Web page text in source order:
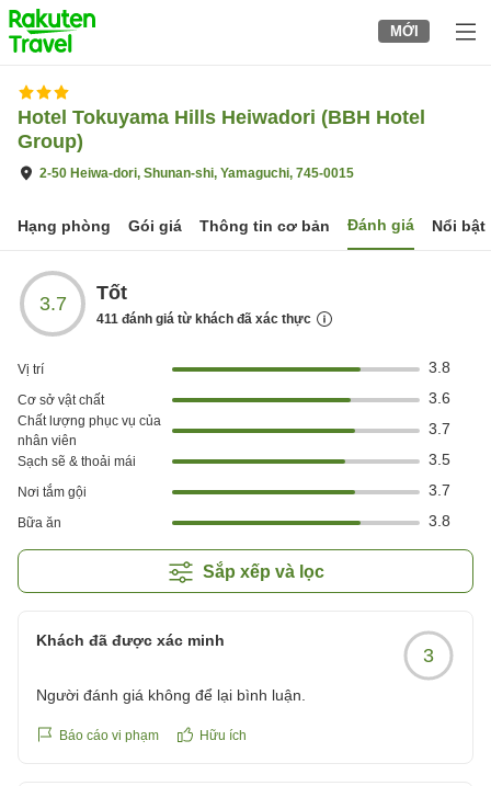
to
top
page
MỚI
Hotel Tokuyama Hills Heiwadori (BBH Hotel
Group)
2-50 Heiwa-dori, Shunan-shi, Yamaguchi, 745-0015
Hạng phòng Gói giá Thông tin cơ bản Đánh giá Nổi bật
3.7 Tốt
411 đánh giá từ khách đã xác thực
Vị trí 3.8
Cơ sở vật chất 3.6
Chất lượng phục vụ của
nhân viên
3.7
Sạch sẽ & thoải mái 3.5
Nơi tắm gội 3.7
Bữa ăn 3.8
Sắp xếp và lọc
Khách đã được xác minh
3
Người đánh giá không để lại bình luận.
Báo cáo vi phạm Hữu ích